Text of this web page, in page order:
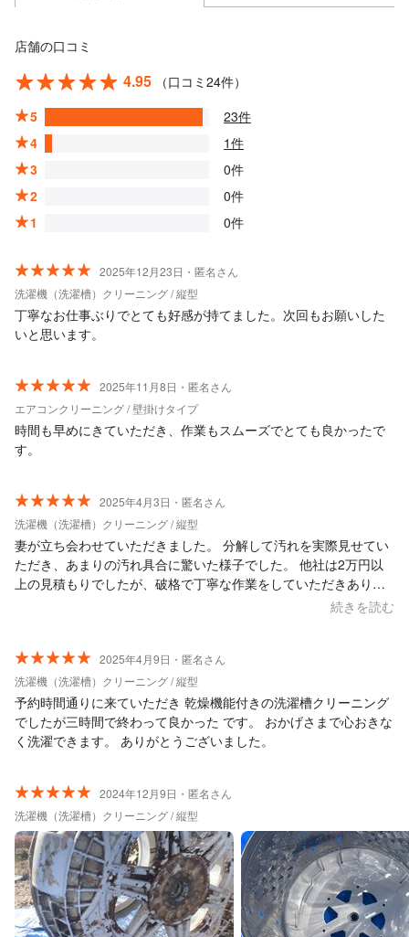
店舗の口コミ
4.95
（口コミ24件）
5
23件
4
1件
3
0件
2
0件
1
0件
2025年12月23日・匿名さん
洗濯機（洗濯槽）クリーニング / 縦型
丁寧なお仕事ぶりでとても好感が持てました。次回もお願いした
いと思います。
2025年11月8日・匿名さん
エアコンクリーニング / 壁掛けタイプ
時間も早めにきていただき、作業もスムーズでとても良かったで
す。
2025年4月3日・匿名さん
洗濯機（洗濯槽）クリーニング / 縦型
妻が立ち会わせていただきました。 分解して汚れを実際見せてい
ただき、あまりの汚れ具合に驚いた様子でした。 他社は2万円以
上の見積もりでしたが、破格で丁寧な作業をしていただきありが
続きを読む
2025年4月9日・匿名さん
洗濯機（洗濯槽）クリーニング / 縦型
予約時間通りに来ていただき 乾燥機能付きの洗濯槽クリーニング
でしたが三時間で終わって良かった です。 おかげさまで心おきな
く洗濯できます。 ありがとうございました。
2024年12月9日・匿名さん
洗濯機（洗濯槽）クリーニング / 縦型